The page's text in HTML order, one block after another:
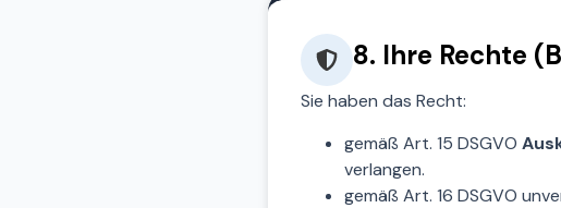
8. Ihre Rechte
Sie haben das Recht:
gemäß Art. 15 DSGVO
verlangen.
gemäß Art. 16 DSGVO